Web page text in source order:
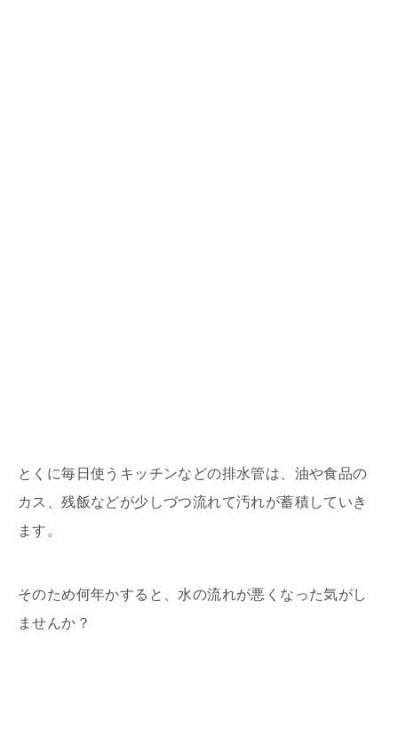
とくに毎日使うキッチンなどの排水管は、油や食品の
カス、残飯などが少しづつ流れて汚れが蓄積していき
ます。
そのため何年かすると、水の流れが悪くなった気がし
ませんか？